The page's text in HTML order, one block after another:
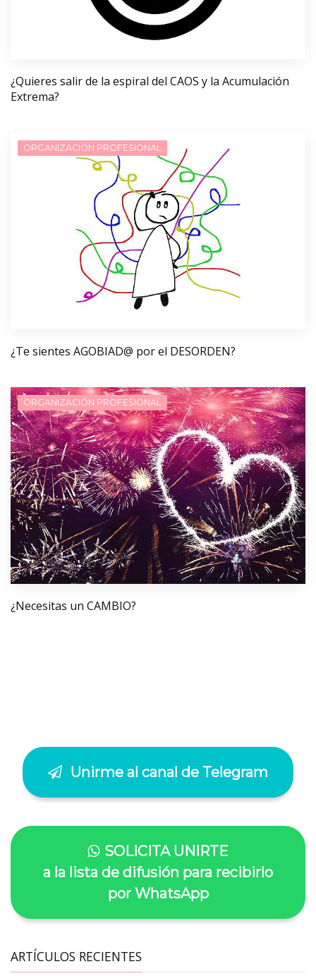
¿Quieres salir de la espiral del CAOS y la Acumulación
Extrema?
ORGANIZACIÓN PROFESIONAL
¿Te sientes AGOBIAD@ por el DESORDEN?
ORGANIZACIÓN PROFESIONAL
¿Necesitas un CAMBIO?
Unirme al canal de Telegram
SOLICITA UNIRTE
a la lista de difusión para recibirlo
por WhatsApp
ARTÍCULOS RECIENTES